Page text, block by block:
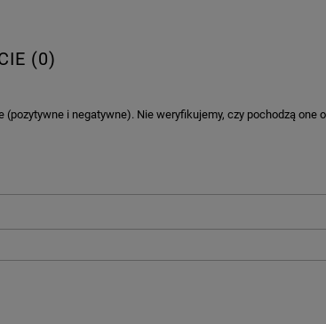
(0)
i negatywne). Nie weryfikujemy, czy pochodzą one